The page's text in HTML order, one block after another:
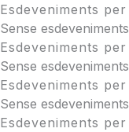
Esdeveniments per
Sense esdeveniments
Esdeveniments per
Sense esdeveniments
Esdeveniments per
Sense esdeveniments
Esdeveniments per